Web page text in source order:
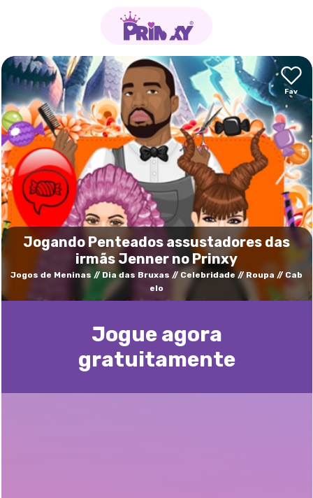
Jogando Penteados assustadores das
irmãs Jenner no Prinxy
Jogos de Meninas Dia das Bruxas Celebridade Roupa
Cab
elo
Jogue agora
gratuitamente